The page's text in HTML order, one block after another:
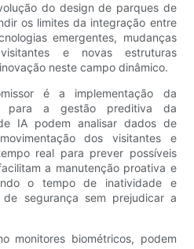
do design de parques de
os limites da integração entre
emergentes, mudanças
e novas estruturas
neste campo dinâmico.
é a implementação da
para a gestão preditiva da
IA podem analisar dados de
dos visitantes e
real para prever possíveis
a manutenção proativa e
o tempo de inatividade e
de segurança sem prejudicar a
monitores biométricos, podem